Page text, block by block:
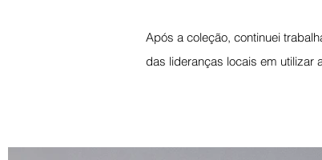
Após a coleção, continuei
das lideranças locais em utilizar